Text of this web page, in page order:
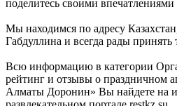
поделитесь своими впечатлениями
Мы находимся по адресу
Габдуллина и всегда рады
Всю информацию в категории
рейтинг и отзывы о праздничном
Алматы Доронин» Вы найдете на